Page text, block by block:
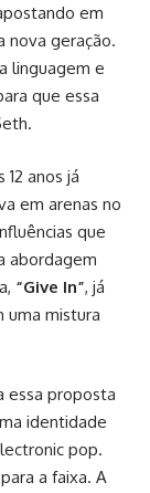
em
nova geração.
linguagem e
que essa
anos já
em arenas no
que
abordagem
“Give In”, já
uma mistura
essa proposta
identidade
pop.
a faixa. A